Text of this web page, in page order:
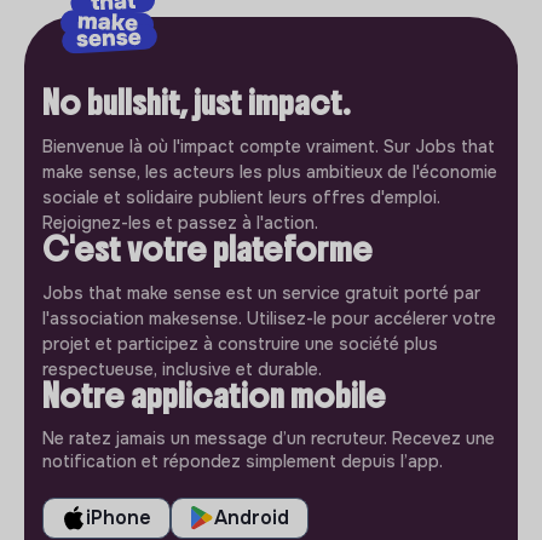
No bullshit, just impact.
Bienvenue là où l'impact compte vraiment. Sur Jobs that
make sense, les acteurs les plus ambitieux de l'économie
sociale et solidaire publient leurs offres d'emploi.
Rejoignez-les et passez à l'action.
C'est votre plateforme
Jobs that make sense est un service gratuit porté par
l'association makesense. Utilisez-le pour accélerer votre
projet et participez à construire une société plus
respectueuse, inclusive et durable.
Notre application mobile
Ne ratez jamais un message d’un recruteur. Recevez une
notification et répondez simplement depuis l’app.
iPhone Android